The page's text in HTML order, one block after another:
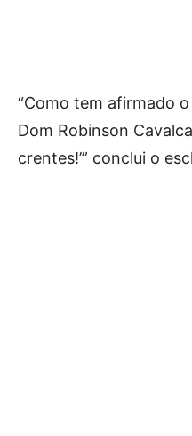
“Como tem afirmado
Dom Robinson
crentes!’” conclui o